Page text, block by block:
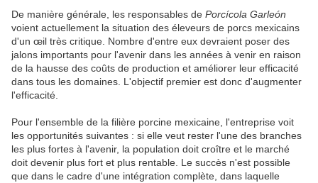
De manière générale, les responsables de Porcícola Garleón
voient actuellement la situation des éleveurs de porcs mexicains
d'un œil très critique. Nombre d'entre eux devraient poser des
jalons importants pour l'avenir dans les années à venir en raison
de la hausse des coûts de production et améliorer leur efficacité
dans tous les domaines. L'objectif premier est donc d'augmenter
l'efficacité.
Pour l'ensemble de la filière porcine mexicaine, l'entreprise voit
les opportunités suivantes : si elle veut rester l'une des branches
les plus fortes à l'avenir, la population doit croître et le marché
doit devenir plus fort et plus rentable. Le succès n'est possible
que dans le cadre d'une intégration complète, dans laquelle